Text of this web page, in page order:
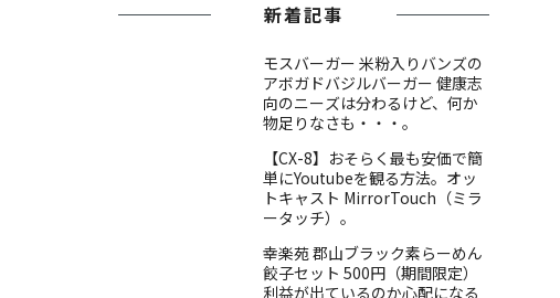
新着記事
モスバーガー 米粉入りバンズの
アボガドバジルバーガー 健康志
向のニーズは分わるけど、何か
物足りなさも・・・。
【CX-8】おそらく最も安価で簡
単にYoutubeを観る方法。オッ
トキャスト MirrorTouch（ミラ
ータッチ）。
幸楽苑 郡山ブラック素らーめん
餃子セット 500円（期間限定）
利益が出ているのか心配になる